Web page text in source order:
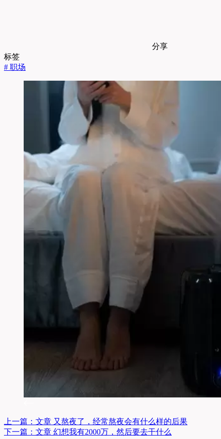
分享
标签
# 职场
上一篇： 文章 又熬夜了，经常熬夜会有什么样的后果
下一篇： 文章 幻想我有2000万，然后要去干什么